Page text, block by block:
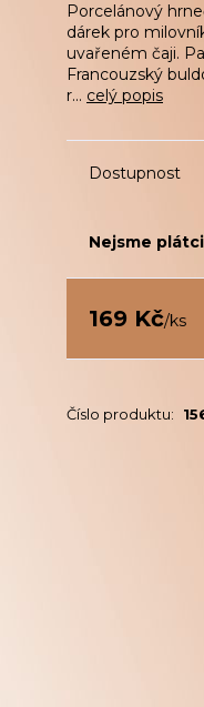
Porcelánový
dárek pro
uvařeném čaji.
Francouzský
r... celý popis
Dostupnost
Nejsme
169 Kč/ks
Číslo produktu: